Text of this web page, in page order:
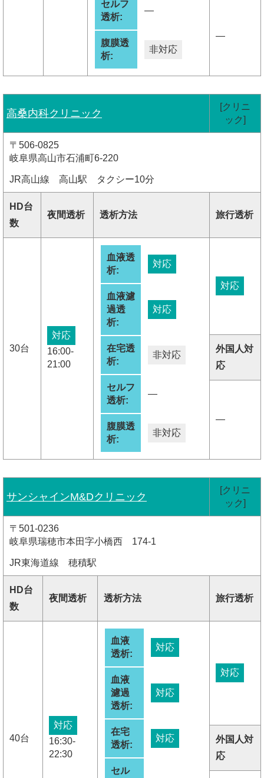
セルフ
透析:
―
腹膜透
析:
非対応
―
高桑内科クリニック
[クリニ
ック]
〒506-0825
岐阜県高山市石浦町6-220
JR高山線 高山駅 タクシー10分
HD台
数
夜間透析 透析方法 旅行透析
30台
対応
16:00-
21:00
血液透
析:
対応
血液濾
過透
析:
対応
在宅透
析:
非対応
セルフ
透析:
―
腹膜透
析:
非対応
対応
外国人対
応
―
サンシャインM&Dクリニック
[クリニ
ック]
〒501-0236
岐阜県瑞穂市本田字小橋西 174-1
JR東海道線 穂積駅
HD台
数
夜間透析 透析方法 旅行透析
40台
対応
16:30-
22:30
血液
透析:
対応
血液
濾過
透析:
対応
在宅
透析:
対応
セル
対応
外国人対
応